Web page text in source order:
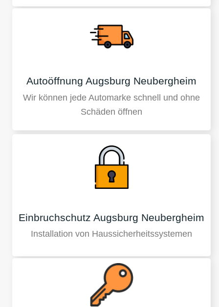
Autoöffnung Augsburg Neubergheim
Wir können jede Automarke schnell und ohne
Schäden öffnen
Einbruchschutz Augsburg Neubergheim
Installation von Haussicherheitssystemen